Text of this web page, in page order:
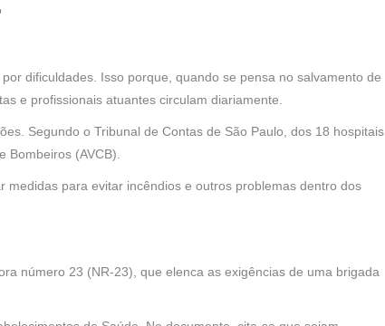
dificuldades. Isso porque, quando se pensa no salvamento de
e profissionais atuantes circulam diariamente.
Segundo o Tribunal de Contas de São Paulo, dos 18 hospitais
Bombeiros (AVCB).
para evitar incêndios e outros problemas dentro dos
número 23 (NR-23), que elenca as exigências de uma brigada